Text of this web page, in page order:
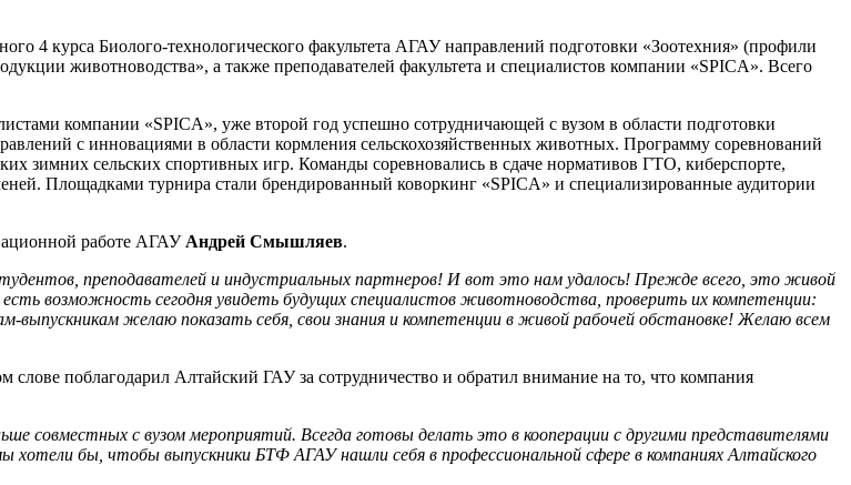
4 курса Биолого-технологического факультета АГАУ направлений подготовки «Зоотехния» (профили
животноводства», а также преподавателей факультета и специалистов компании «SPICA». Всего
компании «SPICA», уже второй год успешно сотрудничающей с вузом в области подготовки
с инновациями в области кормления сельскохозяйственных животных. Программу соревнований
зимних сельских спортивных игр. Команды соревновались в сдаче нормативов ГТО, киберспорте,
Площадками турнира стали брендированный коворкинг «SPICA» и специализированные аудитории
работе АГАУАндрей Смышляев.
преподавателей и индустриальных партнеров! И вот это нам удалось! Прежде всего, это живой
возможность сегодня увидеть будущих специалистов животноводства, проверить их компетенции:
выпускникам желаю показать себя, свои знания и компетенции в живой рабочей обстановке! Желаю всем
слове поблагодарил Алтайский ГАУ за сотрудничество и обратил внимание на то, что компания
совместных с вузом мероприятий. Всегда готовы делать это в кооперации с другими представителями
бы, чтобы выпускники БТФ АГАУ нашли себя в профессиональной сфере в компаниях Алтайского